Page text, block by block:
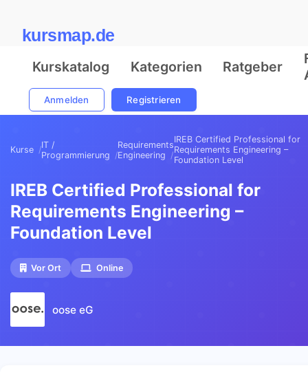
kursmap.de
Kurskatalog Kategorien Ratgeber
Anmelden Registrieren
Kurse
IT /
Programmierung
Requirements
Engineering
IREB Certified Professional for
Requirements Engineering –
Foundation Level
IREB Certified Professional for
Requirements Engineering –
Foundation Level
Vor Ort Online
oose eG